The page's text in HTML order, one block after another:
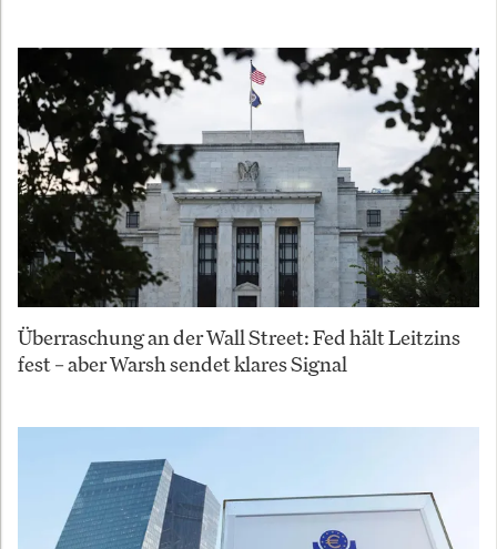
Überraschung an der Wall Street: Fed hält Leitzins
fest – aber Warsh sendet klares Signal